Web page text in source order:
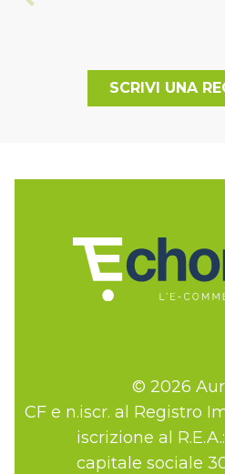
SCRIVI UNA
© 2026
CF e n.iscr. al Registro
iscrizione al
capitale sociale